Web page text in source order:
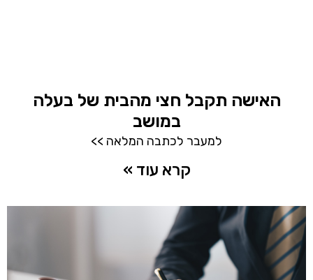
האישה תקבל חצי מהבית של בעלה
במושב
למעבר לכתבה המלאה >>
קרא עוד »